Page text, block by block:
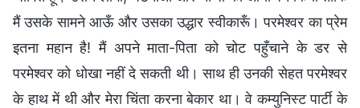
मैं उसके सामने आऊँ और उसका उद्धार स्वीकारूँ। परमेश्वर का प्रेम
इतना महान है! मैं अपने माता-पिता को चोट पहुँचाने के डर से
परमेश्वर को धोखा नहीं दे सकती थी। साथ ही उनकी सेहत परमेश्वर
के हाथ में थी और मेरा चिंता करना बेकार था। वे कम्युनिस्ट पार्टी के